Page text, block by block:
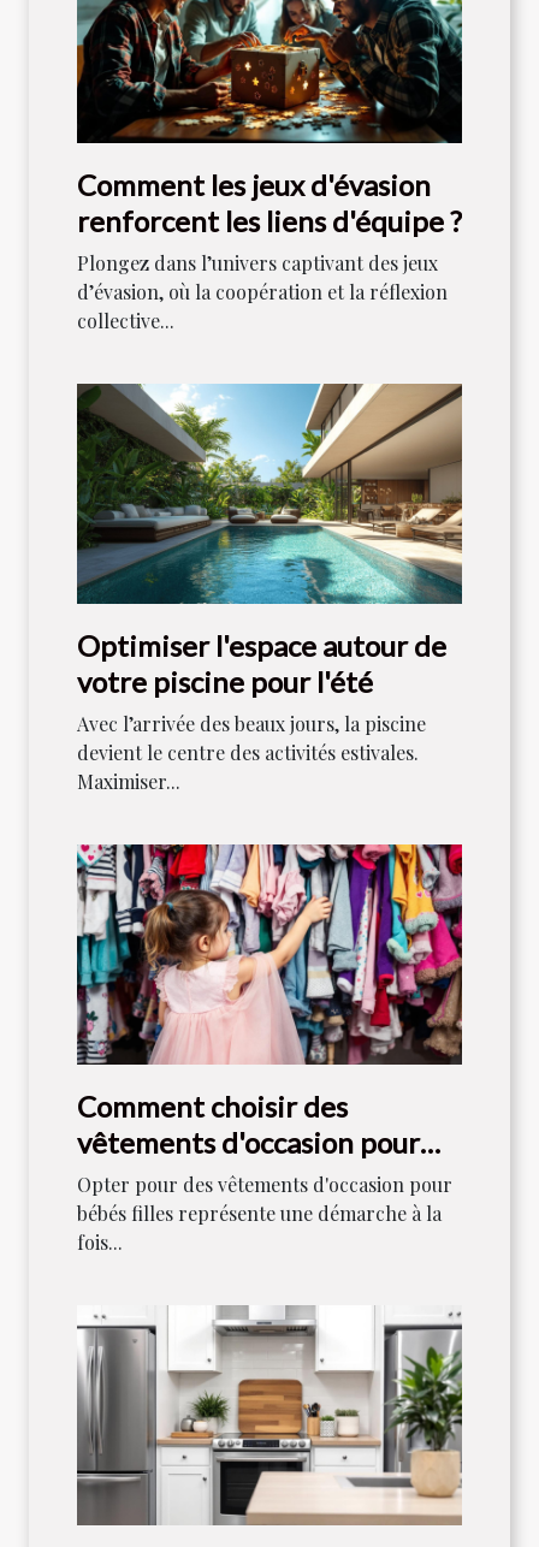
Comment les jeux d'évasion
renforcent les liens d'équipe ?
Plongez dans l’univers captivant des jeux
d’évasion, où la coopération et la réflexion
collective...
Optimiser l'espace autour de
votre piscine pour l'été
Avec l’arrivée des beaux jours, la piscine
devient le centre des activités estivales.
Maximiser...
Comment choisir des
vêtements d'occasion pour
bébés filles
Opter pour des vêtements d'occasion pour
bébés filles représente une démarche à la
fois...